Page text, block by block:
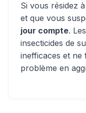
Si vous résidez
et que vous
jour compte.
insecticides de
inefficaces et ne
problème en